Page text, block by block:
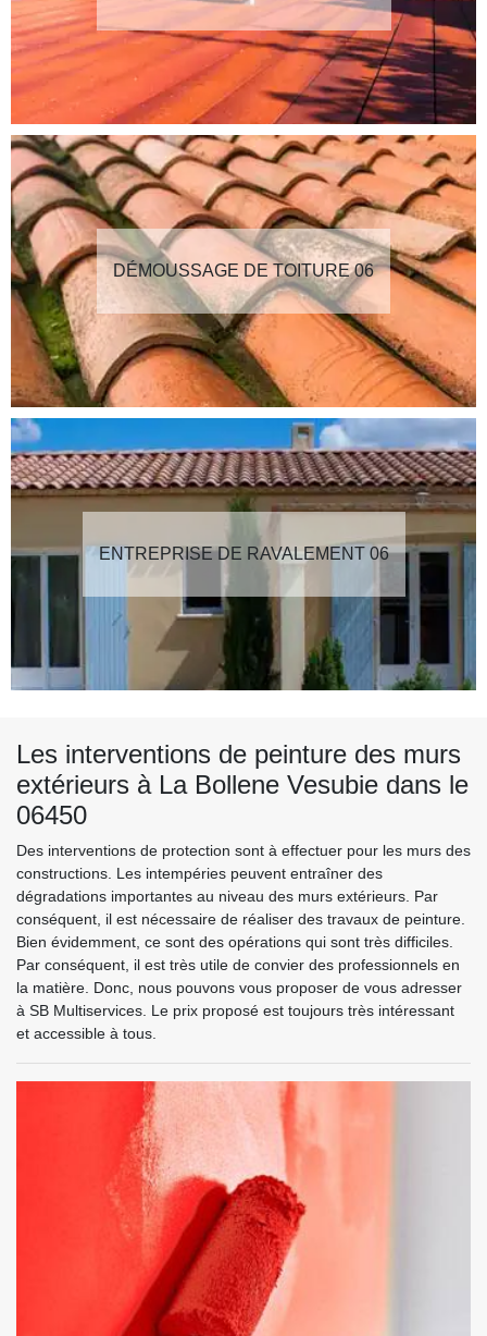
DÉMOUSSAGE DE TOITURE 06
ENTREPRISE DE RAVALEMENT 06
Les interventions de peinture des murs
extérieurs à La Bollene Vesubie dans le
06450
Des interventions de protection sont à effectuer pour les murs des
constructions. Les intempéries peuvent entraîner des
dégradations importantes au niveau des murs extérieurs. Par
conséquent, il est nécessaire de réaliser des travaux de peinture.
Bien évidemment, ce sont des opérations qui sont très difficiles.
Par conséquent, il est très utile de convier des professionnels en
la matière. Donc, nous pouvons vous proposer de vous adresser
à SB Multiservices. Le prix proposé est toujours très intéressant
et accessible à tous.